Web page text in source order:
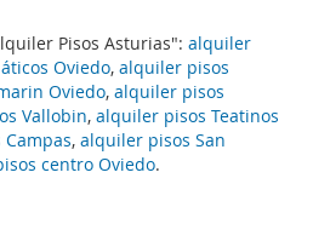
Pisos Asturias": alquiler
Oviedo, alquiler pisos
Oviedo, alquiler pisos
Vallobin, alquiler pisos Teatinos
, alquiler pisos San
centro Oviedo.